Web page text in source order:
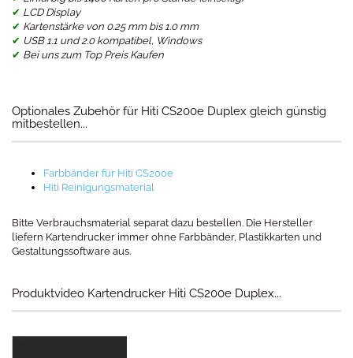
✔ LCD Display
✔ Kartenstärke von 0.25 mm bis 1.0 mm
✔ USB 1.1 und 2.0 kompatibel, Windows
✔ Bei uns zum Top Preis Kaufen
Optionales Zubehör für Hiti CS200e Duplex gleich günstig
mitbestellen...
Farbbänder für Hiti CS200e
Hiti Reinigungsmaterial
Bitte Verbrauchsmaterial separat dazu bestellen. Die Hersteller
liefern Kartendrucker immer ohne Farbbänder, Plastikkarten und
Gestaltungssoftware aus.
Produktvideo Kartendrucker Hiti CS200e Duplex...